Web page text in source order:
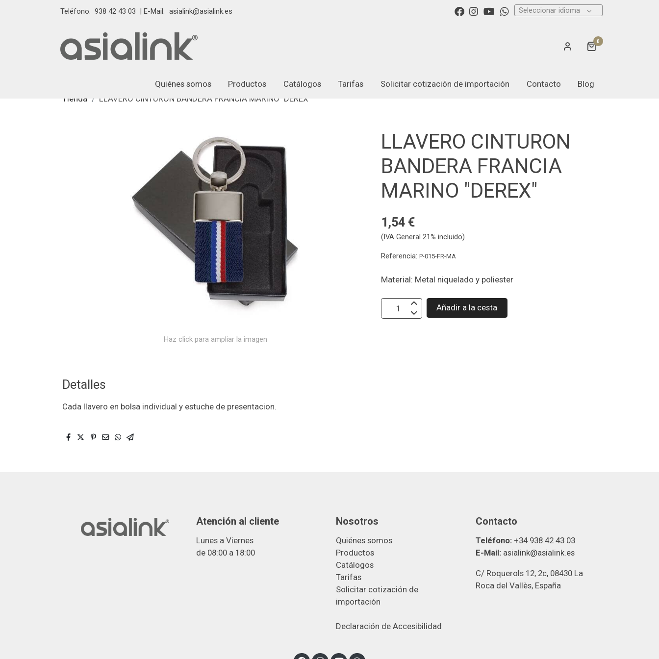
Teléfono: 938 42 43 03 | E-Mail: asialink@asialink.es Seleccionar idioma
0
Quiénes somos Productos Catálogos Tarifas Solicitar cotización de importación Contacto
Blog
Tienda
LLAVERO CINTURON BANDERA FRANCIA MARINO "DEREX"
Haz click para ampliar la imagen
Detalles
Cada llavero en bolsa individual y estuche de presentacion.
LLAVERO CINTURON
BANDERA FRANCIA
MARINO "DEREX"
1,54 €
(IVA General 21% incluido)
Referencia:P-015-FR-MA
Material: Metal niquelado y poliester
Añadir a la cesta
Atención al cliente
Lunes a Viernes
de 08:00 a 18:00
Nosotros
Quiénes somos
Productos
Catálogos
Tarifas
Solicitar cotización de
importación
Declaración de Accesibilidad
Contacto
Teléfono: +34 938 42 43 03
E-Mail: asialink@asialink.es
C/ Roquerols 12, 2c, 08430 La
Roca del Vallès, España